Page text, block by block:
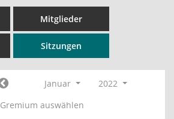
Mitglieder
Sitzungen
Januar
2022
Gremium auswählen